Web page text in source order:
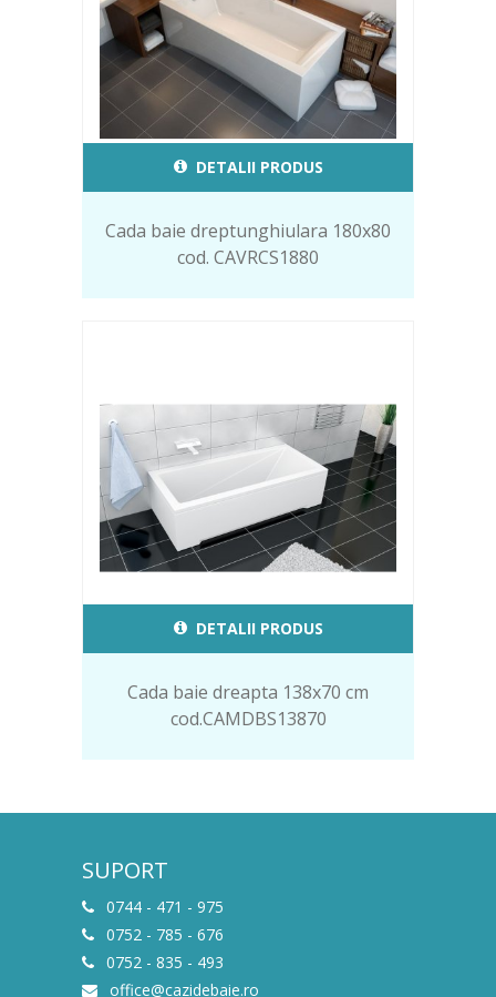
DETALII PRODUS
Cada baie dreptunghiulara 180x80
cod. CAVRCS1880
DETALII PRODUS
Cada baie dreapta 138x70 cm
cod.CAMDBS13870
SUPORT
0744 - 471 - 975
0752 - 785 - 676
0752 - 835 - 493
office@cazidebaie.ro